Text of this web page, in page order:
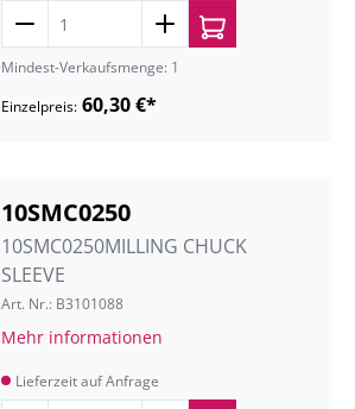
Mindest-Verkaufsmenge: 1
Einzelpreis: 60,30 €*
10SMC0250
10SMC0250MILLING CHUCK
SLEEVE
Art. Nr.: B3101088
Mehr informationen
Lieferzeit auf Anfrage